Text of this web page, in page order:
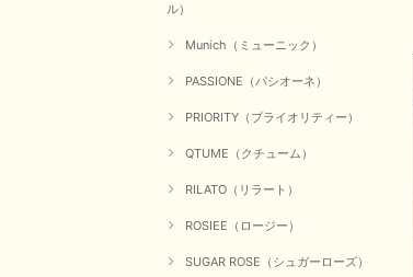
ル）
Munich（ミューニック）
PASSIONE（パシオーネ）
PRIORITY（プライオリティー）
QTUME（クチューム）
RILATO（リラート）
ROSIEE（ロージー）
SUGAR ROSE（シュガーローズ）